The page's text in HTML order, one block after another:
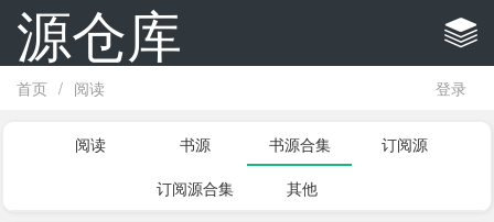
源仓库
首页 / 阅读 登录
阅读 书源 书源合集
订阅源
订阅源合集
其他